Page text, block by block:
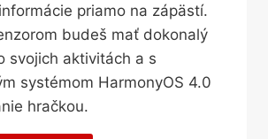
priamo na zápästí.
budeš mať dokonalý
svojich aktivitách a s
systémom HarmonyOS 4.0
hračkou.